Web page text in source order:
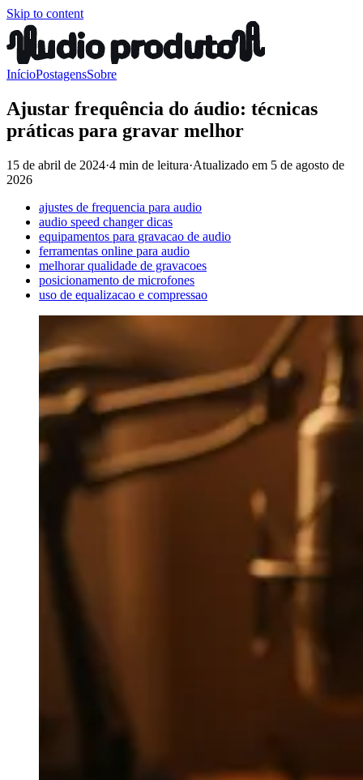
Skip to content
InícioPostagensSobre
Ajustar frequência do áudio: técnicas
práticas para gravar melhor
15 de abril de 2024·4 min de leitura·Atualizado em 5 de agosto de
2026
ajustes de frequencia para audio
audio speed changer dicas
equipamentos para gravacao de audio
ferramentas online para audio
melhorar qualidade de gravacoes
posicionamento de microfones
uso de equalizacao e compressao